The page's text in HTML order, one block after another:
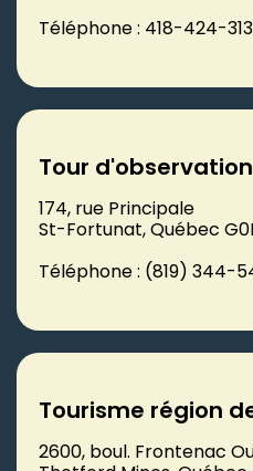
Téléphone : 418-424-
Tour
174, rue Principale
St-Fortunat, Québec
Téléphone : (819) 344-
Tourisme région
2600, boul. Frontenac